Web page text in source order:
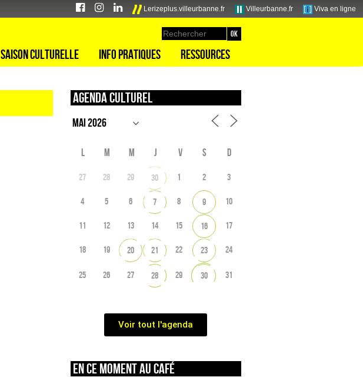
Lerizeplus.villeurbanne.fr Villeurbanne.fr Viva en ligne
Saison culturelle Info pratiques Ressources
Agenda culturel
L M M J V S D
27 28 29 30 1 2 3
4 5 6 7 8 9 10
11 12 13 14 15 16 17
18 19 20 21 22 23 24
25 26 27 28 29 30 31
Voir tout l'agenda
En ce moment au café